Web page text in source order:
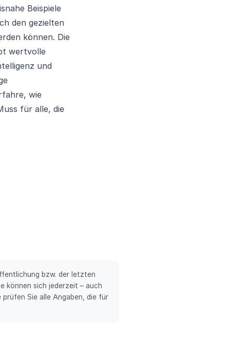
Beispiele
den gezielten
können. Die
wertvolle
und
wie
für alle, die
bzw. der letzten
können sich jederzeit – auch
Sie alle Angaben, die für